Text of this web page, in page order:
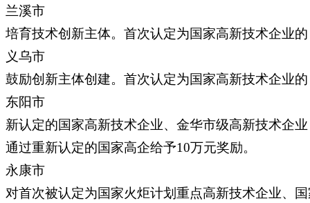
兰溪市
培育技术创新主体。首次认定为国家高新技术企业
义乌市
鼓励创新主体创建。首次认定为国家高新技术企业
东阳市
新认定的国家高新技术企业、金华市级高新技术企
通过重新认定的国家高企给予10万元奖励。
永康市
对首次被认定为国家火炬计划重点高新技术企业、